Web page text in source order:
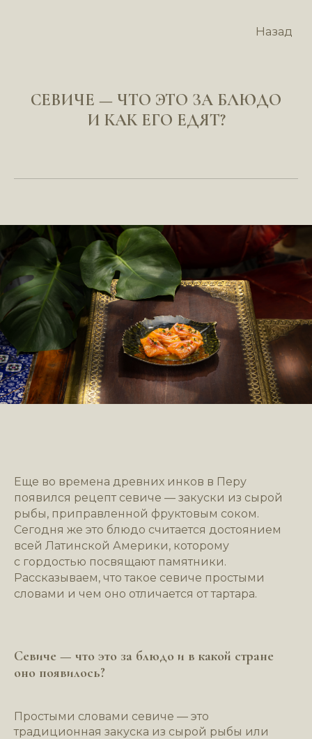
СЕВИЧЕ — ЧТО ЭТО ЗА БЛЮДО
И КАК ЕГО ЕДЯТ?
Еще во времена древних инков в Перу
появился рецепт севиче — закуски из сырой
рыбы, приправленной фруктовым соком.
Сегодня же это блюдо считается достоянием
всей Латинской Америки, которому
с гордостью посвящают памятники.
Рассказываем, что такое севиче простыми
словами и чем оно отличается от тартара.
Севиче — что это за блюдо и в какой стране
оно появилось?
Простыми словами севиче — это
традиционная закуска из сырой рыбы или